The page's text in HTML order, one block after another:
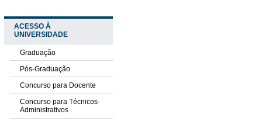
ACESSO À
UNIVERSIDADE
Graduação
Pós-Graduação
Concurso para Docente
Concurso para Técnicos-
Administrativos